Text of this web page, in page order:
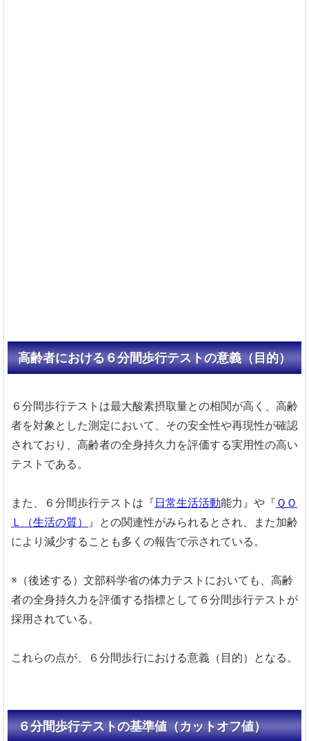
高齢者における６分間歩行テストの意義（目的）
６分間歩行テストは最大酸素摂取量との相関が高く、高齢
者を対象とした測定において、その安全性や再現性が確認
されており、高齢者の全身持久力を評価する実用性の高い
テストである。
また、６分間歩行テストは『日常生活活動能力』や『 ＱＯ
Ｌ（生活の質）
』との関連性がみられるとされ、また加齢
により減少することも多くの報告で示されている。
※（後述する）文部科学省の体力テストにおいても、高齢
者の全身持久力を評価する指標として６分間歩行テストが
採用されている。
これらの点が、６分間歩行における意義（目的）となる。
６分間歩行テストの基準値（カットオフ値）